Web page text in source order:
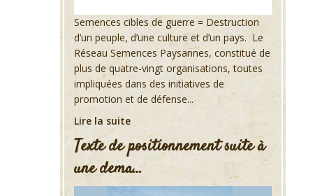
Semences cibles de guerre = Destruction
d’un peuple, d’une culture et d’un pays. Le
Réseau Semences Paysannes, constitué de
plus de quatre-vingt organisations, toutes
impliquées dans des initiatives de
promotion et de défense...
Lire la suite
Texte de positionnement suite à
une dema…